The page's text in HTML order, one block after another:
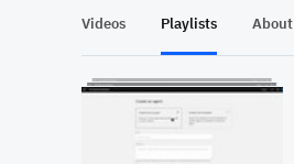
Videos Playlists About